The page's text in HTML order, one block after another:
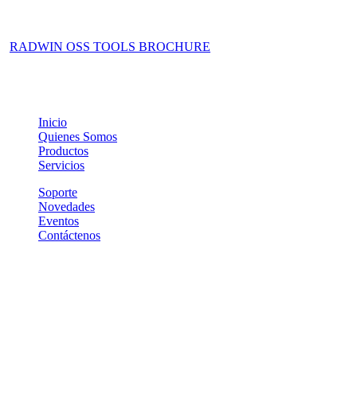
RADWIN OSS TOOLS BROCHURE
Inicio
Quienes Somos
Productos
Servicios
Soporte
Novedades
Eventos
Contáctenos